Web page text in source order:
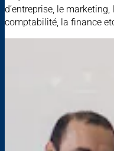
d’entreprise, le
comptabilité, la finance